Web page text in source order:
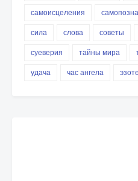
самоисцеления
сила
слова советы
суеверия
тайны мира
удача
час ангела